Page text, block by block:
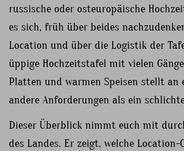
russische oder osteuropäische
es sich, früh über beides
Location und über die Logistik der
üppige Hochzeitstafel mit vielen
Platten und warmen Speisen stellt an
andere Anforderungen als ein
Dieser Überblick nimmt euch mit
des Landes. Er zeigt, welche Location-